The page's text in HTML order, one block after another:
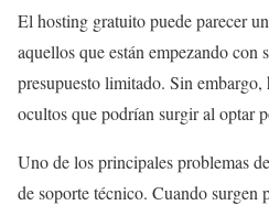
El hosting gratuito puede parecer
aquellos que están empezando con
presupuesto limitado. Sin
ocultos que podrían surgir al optar
Uno de los principales problemas
de soporte técnico. Cuando surgen